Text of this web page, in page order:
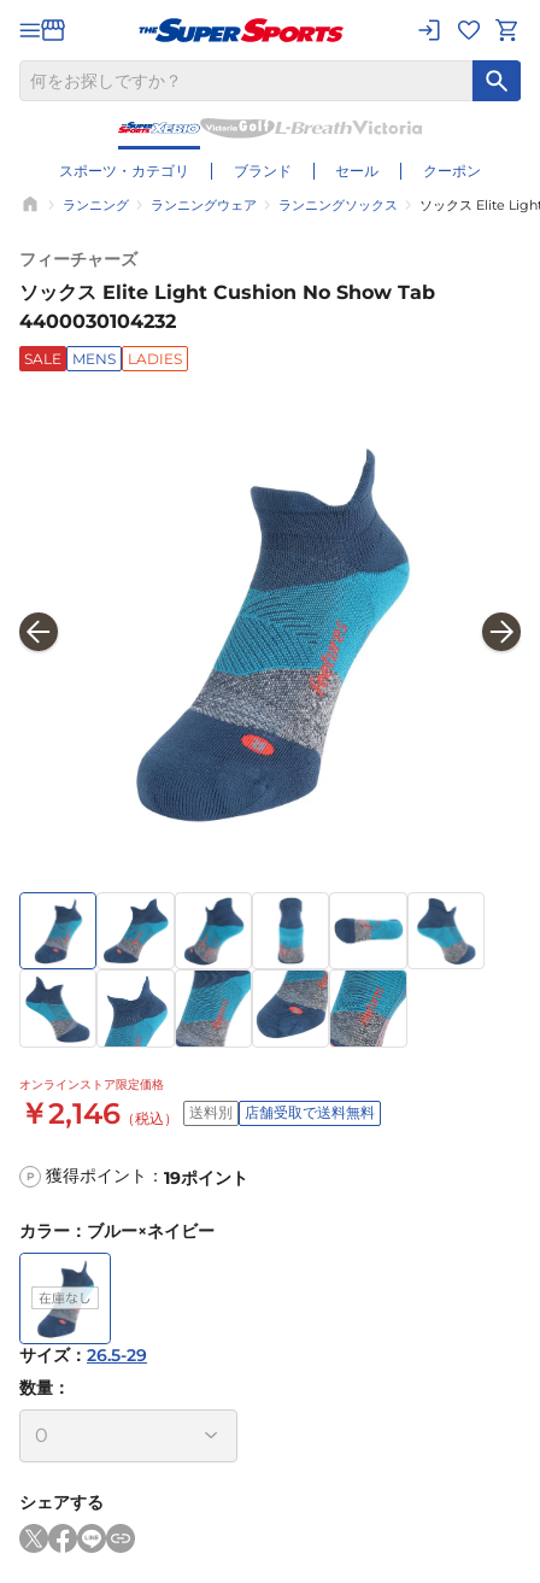
スポーツ・カテゴリ ブランド セール クーポン
ランニング ランニングウェア ランニングソックス ソックス Elite
フィーチャーズ
ソックス Elite Light Cushion No Show Tab
4400030104232
SALE MENS LADIES
オンラインストア限定価格
￥2,146 （税込） 送料別 店舗受取で送料無料
P 獲得ポイント： 19ポイント
カラー ： ブルー×ネイビー
サイズ： 26.5-29
数量：
シェアする